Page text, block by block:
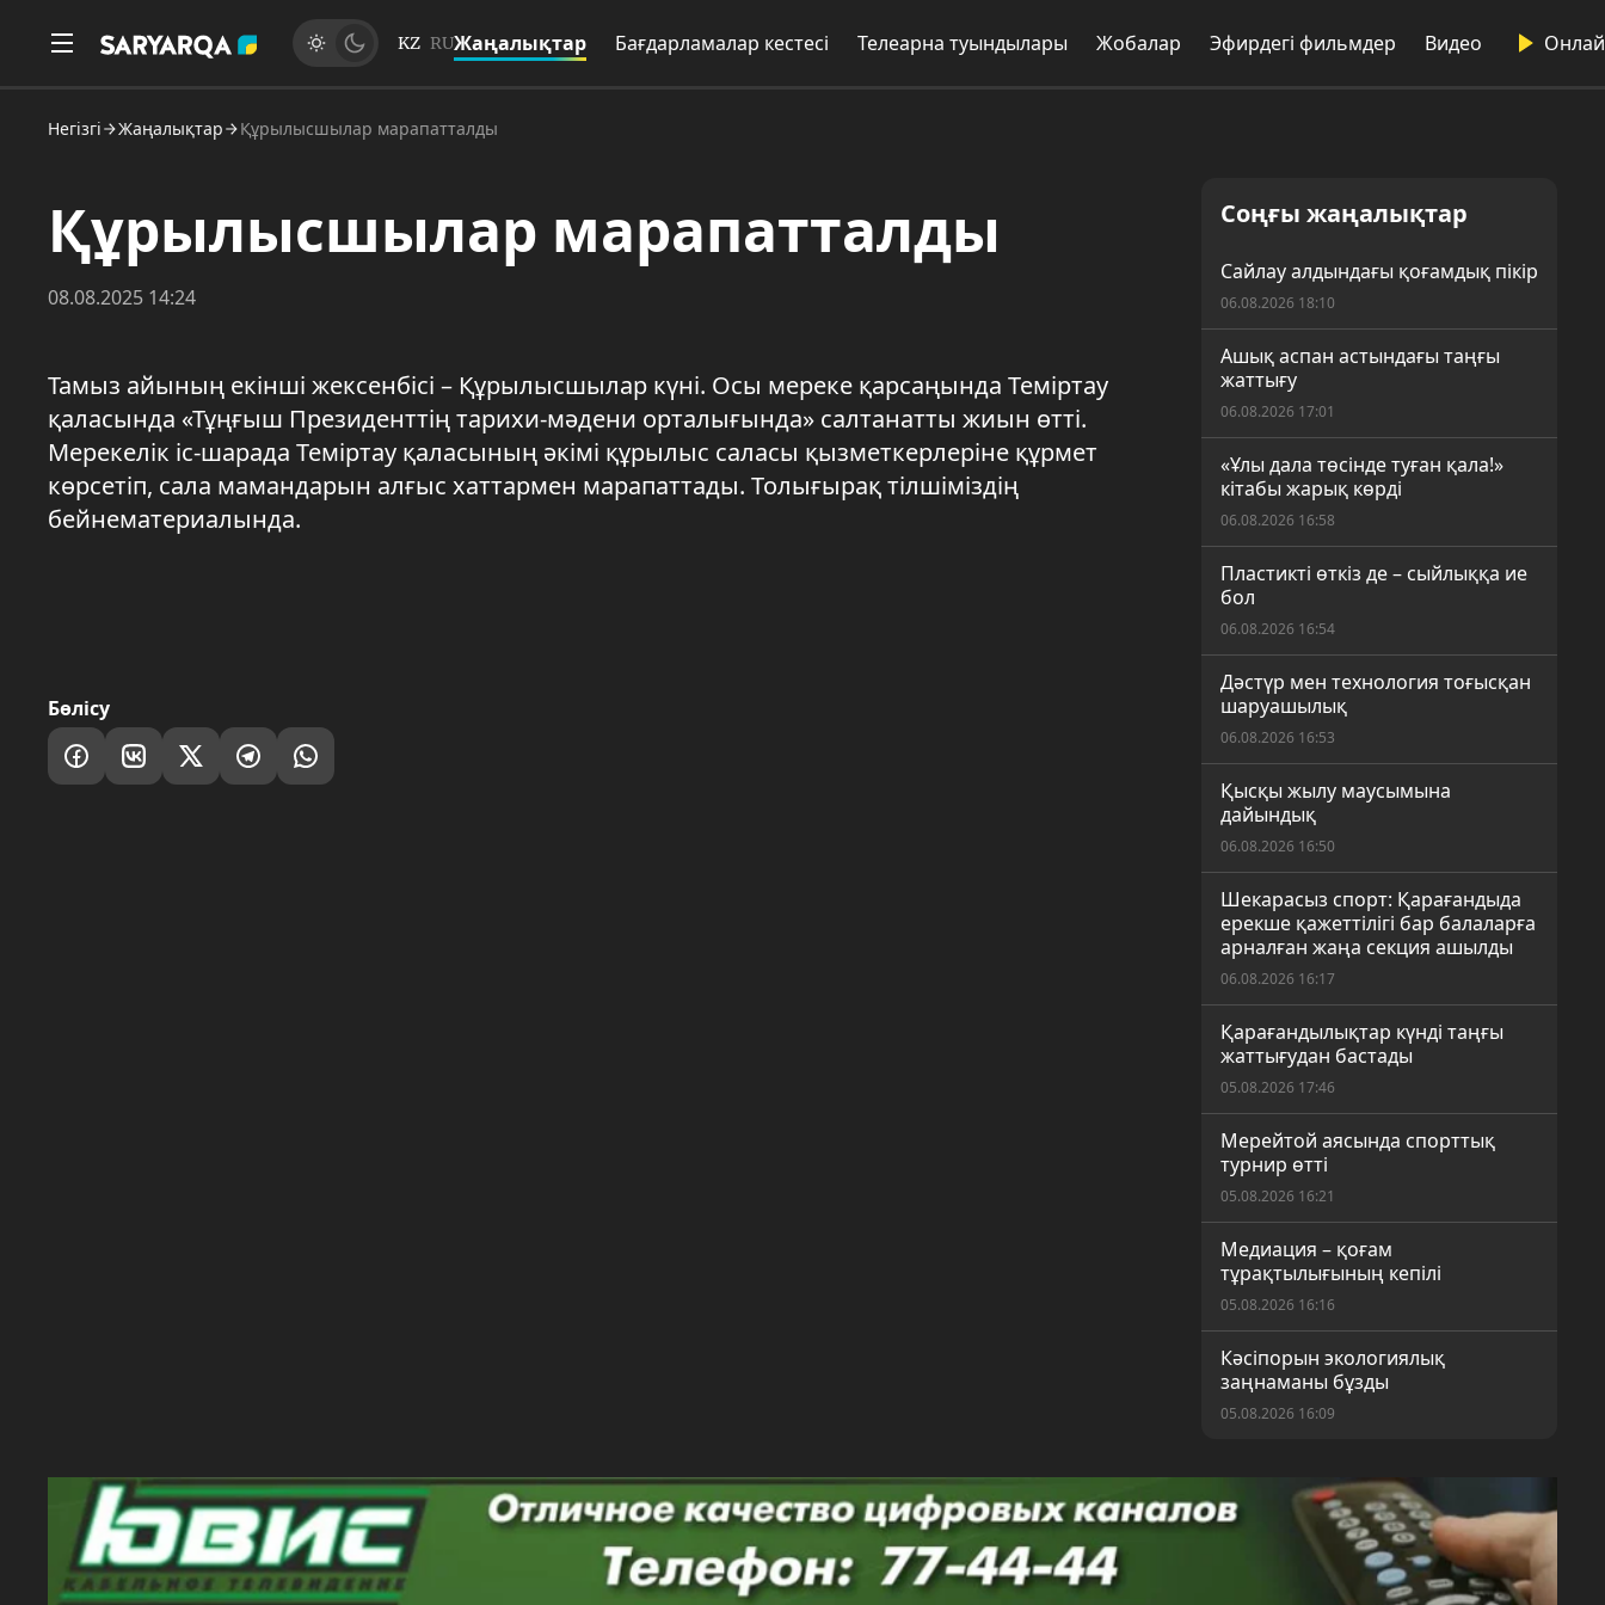
KZ RUЖаңалықтар Бағдарламалар кестесі Телеарна туындылары Жобалар Эфирдегі фильмдер Видео
Негізгі Жаңалықтар Құрылысшылар марапатталды
Құрылысшылар марапатталды
08.08.2025 14:24
Тамыз айының екінші жексенбісі – Құрылысшылар күні. Осы мереке қарсаңында Теміртау
қаласында «Тұңғыш Президенттің тарихи-мәдени орталығында» салтанатты жиын өтті.
Мерекелік іс-шарада Теміртау қаласының әкімі құрылыс саласы қызметкерлеріне құрмет
көрсетіп, сала мамандарын алғыс хаттармен марапаттады. Толығырақ тілшіміздің
бейнематериалында.
Бөлісу
Соңғы жаңалықтар
Сайлау алдындағы қоғамдық пікір
06.08.2026 18:10
Ашық аспан астындағы таңғы
жаттығу
06.08.2026 17:01
«Ұлы дала төсінде туған қала!»
кітабы жарық көрді
06.08.2026 16:58
Пластикті өткіз де – сыйлыққа ие
бол
06.08.2026 16:54
Дәстүр мен технология тоғысқан
шаруашылық
06.08.2026 16:53
Қысқы жылу маусымына
дайындық
06.08.2026 16:50
Шекарасыз спорт: Қарағандыда
ерекше қажеттілігі бар балаларға
арналған жаңа секция ашылды
06.08.2026 16:17
Қарағандылықтар күнді таңғы
жаттығудан бастады
05.08.2026 17:46
Мерейтой аясында спорттық
турнир өтті
05.08.2026 16:21
Медиация – қоғам
тұрақтылығының кепілі
05.08.2026 16:16
Кәсіпорын экологиялық
заңнаманы бұзды
05.08.2026 16:09
пысықталды
05.08.2026 14:06
70 жыл: еңбек иелері марапат